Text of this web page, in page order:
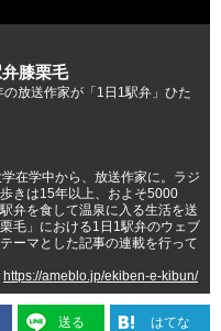
膝栗毛
の放送作家が「1日1駅弁」ひた
在学中から、放送作家に。ラジ
きは15年以上、およそ5000
弁を食して温泉に入る生活を送
毛」における1日1駅弁のウェブ
ーマとした記事の連載を行って
https://ameblo.jp/ekiben-e-kibun/
送る はてな